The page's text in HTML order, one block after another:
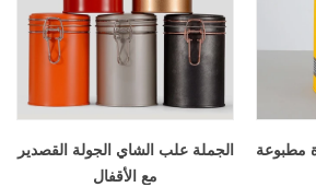
الجملة علب الشاي الجولة القصدير
مع الأقفال
مطبوعة